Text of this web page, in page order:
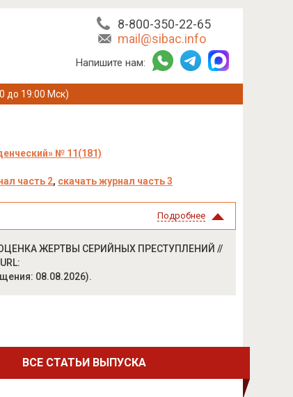
8-800-350-22-65
mail@sibac.info
Напишите нам:
до 19:00 Мск)
№ 11(181)
часть 2, скачать журнал часть 3
Подробнее
ЖЕРТВЫ СЕРИЙНЫХ ПРЕСТУПЛЕНИЙ //
08.08.2026).
ВСЕ СТАТЬИ ВЫПУСКА